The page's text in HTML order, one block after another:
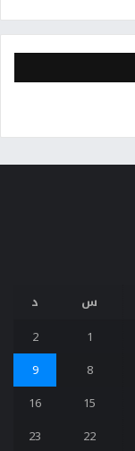
س د
1
2
8
9
15
16
22
23